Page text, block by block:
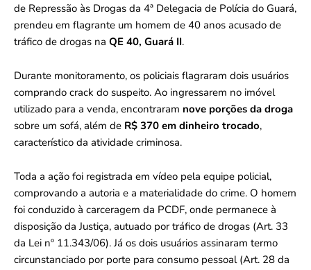
de Repressão às Drogas da 4ª Delegacia de Polícia do Guará,
prendeu em flagrante um homem de 40 anos acusado de
tráfico de drogas na QE 40, Guará II.
Durante monitoramento, os policiais flagraram dois usuários
comprando crack do suspeito. Ao ingressarem no imóvel
utilizado para a venda, encontraram nove porções da droga
sobre um sofá, além de R$ 370 em dinheiro trocado,
característico da atividade criminosa.
Toda a ação foi registrada em vídeo pela equipe policial,
comprovando a autoria e a materialidade do crime. O homem
foi conduzido à carceragem da PCDF, onde permanece à
disposição da Justiça, autuado por tráfico de drogas (Art. 33
da Lei nº 11.343/06). Já os dois usuários assinaram termo
circunstanciado por porte para consumo pessoal (Art. 28 da